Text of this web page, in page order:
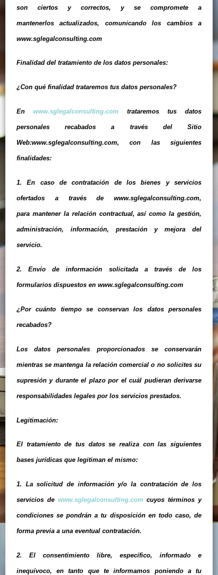
son ciertos y correctos, y se compromete a
mantenerlos actualizados, comunicando los cambios a
www.sglegalconsulting.com
Finalidad del tratamiento de los datos personales:
¿Con qué finalidad trataremos tus datos personales?
En www.sglegalconsulting.com trataremos tus datos
personales recabados a través del Sitio
Web:www.sglegalconsulting.com, con las siguientes
finalidades:
1. En caso de contratación de los bienes y servicios
ofertados a través de www.sglegalconsulting.com,
para mantener la relación contractual, así como la gestión,
administración, información, prestación y mejora del
servicio.
2. Envío de información solicitada a través de los
formularios dispuestos en www.sglegalconsulting.com
¿Por cuánto tiempo se conservan los datos personales
recabados?
Los datos personales proporcionados se conservarán
mientras se mantenga la relación comercial o no solicites su
supresión y durante el plazo por el cuál pudieran derivarse
responsabilidades legales por los servicios prestados.
Legitimación:
El tratamiento de tus datos se realiza con las siguientes
bases jurídicas que legitiman el mismo:
1. La solicitud de información y/o la contratación de los
servicios de www.sglegalconsulting.com cuyos términos y
condiciones se pondrán a tu disposición en todo caso, de
forma previa a una eventual contratación.
2. El consentimiento libre, específico, informado e
inequívoco, en tanto que te informamos poniendo a tu